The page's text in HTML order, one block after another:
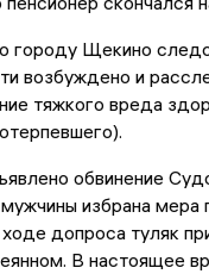
Щекино
возбуждено и
тяжкого вреда
обвинение
избрана мера
допроса туляк
В настоящее